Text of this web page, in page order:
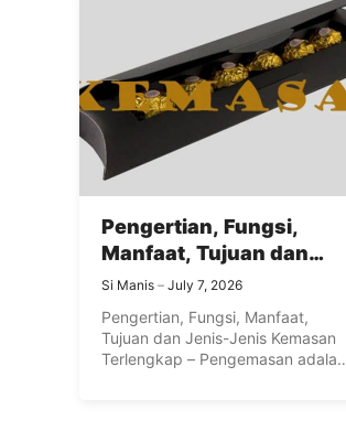
Pengertian, Fungsi,
Manfaat, Tujuan dan
Jenis-Jenis Kemasan
Terlengkap
Si Manis July 7, 2026
Pengertian, Fungsi, Manfaat,
Tujuan dan Jenis-Jenis Kemasan
Terlengkap – Pengemasan adalah